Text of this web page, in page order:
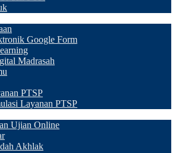
Google Form
Madrasah
PTSP
Layanan PTSP
Ujian Online
Akhlak